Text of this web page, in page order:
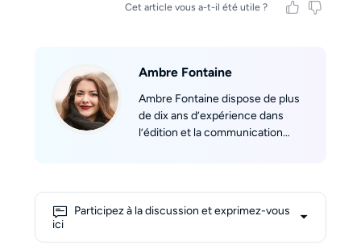
Cet article vous a-t-il été utile ?
Ambre Fontaine
Ambre Fontaine dispose de plus
de dix ans d’expérience dans
l’édition et la communication
DVD, UHD, Blu-ray, vidéo et bien
Participez à la discussion et exprimez-vous
ici